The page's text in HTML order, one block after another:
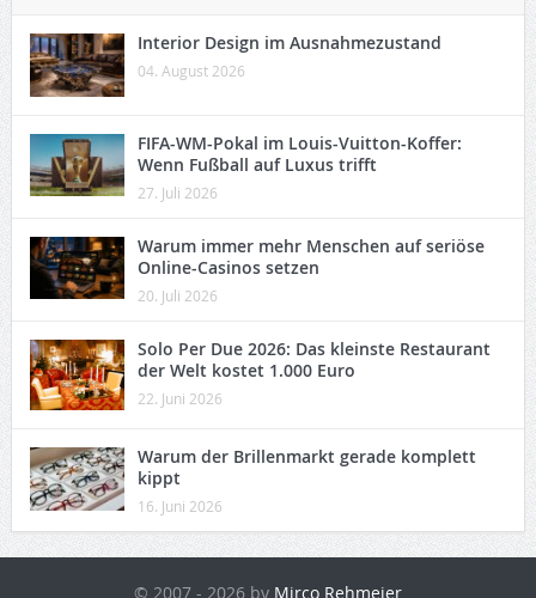
Interior Design im Ausnahmezustand
04. August 2026
FIFA-WM-Pokal im Louis-Vuitton-Koffer:
Wenn Fußball auf Luxus trifft
27. Juli 2026
Warum immer mehr Menschen auf seriöse
Online-Casinos setzen
20. Juli 2026
Solo Per Due 2026: Das kleinste Restaurant
der Welt kostet 1.000 Euro
22. Juni 2026
Warum der Brillenmarkt gerade komplett
kippt
16. Juni 2026
© 2007 - 2026 by Mirco Rehmeier